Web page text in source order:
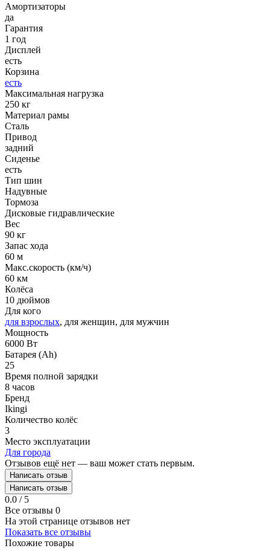
Амортизаторы
да
Гарантия
1 год
Дисплей
есть
Корзина
есть
Максимальная нагрузка
250 кг
Материал рамы
Сталь
Привод
задний
Сиденье
есть
Тип шин
Надувные
Тормоза
Дисковые гидравлические
Вес
90 кг
Запас хода
60 м
Макс.скорость (км/ч)
60 км
Колёса
10 дюймов
Для кого
для взрослых, для женщин, для мужчин
Мощность
6000 Вт
Батарея (Ah)
25
Время полной зарядки
8 часов
Бренд
Ikingi
Количество колёс
3
Место эксплуатации
Для города
Отзывов ещё нет — ваш может стать первым.
Написать отзыв
Написать отзыв
0.0 / 5
Все отзывы 0
На этой странице отзывов нет
Показать все отзывы
Похожие товары